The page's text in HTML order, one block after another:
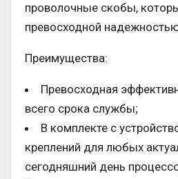
проволочные скобы,
превосходной
Преимущества:
Превосходная
всего срока службы;
В комплекте с
креплений для любых
сегодняшний день